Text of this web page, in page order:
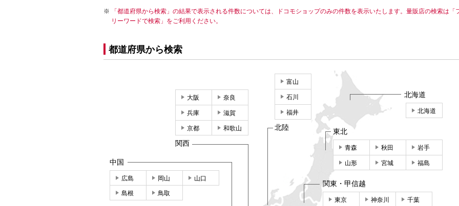
「都道府県から検索」の結果で表示される件数については、ドコモショップのみの件数を表示いたします。量販店の検索は「
リーワードで検索」をご利用ください。
都道府県から検索
北海道
北海道
東北
青森 秋田 岩手
山形 宮城 福島
関東・甲信越
東京 神奈川 千葉
富山
石川
福井
北陸
大阪 奈良
兵庫 滋賀
京都 和歌山
関西
中国
広島 岡山 山口
島根 鳥取